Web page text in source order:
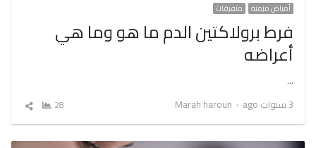
أمراض مزمنة متفرقات
فرط برولاكتين الدم ما هو وما هي
أعراضه
…
3 سنوات ago
Author
Marah haroun
28
شارك